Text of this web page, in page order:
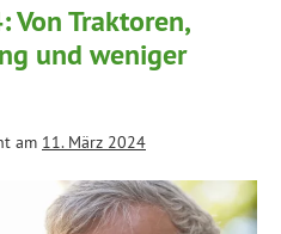
Traktoren,
und weniger
am 11. März 2024